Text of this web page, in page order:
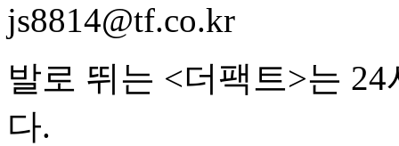
js8814@tf.co.kr
발로 뛰는 <더팩트>는
다.